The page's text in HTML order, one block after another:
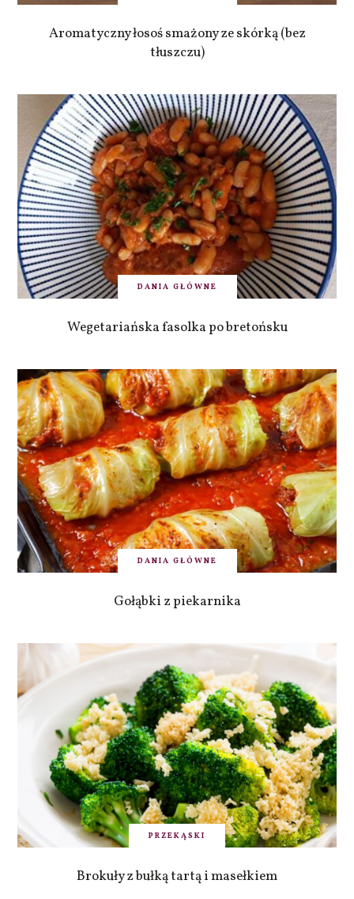
Aromatyczny łosoś smażony ze skórką (bez
tłuszczu)
DANIA GŁÓWNE
Wegetariańska fasolka po bretońsku
DANIA GŁÓWNE
Gołąbki z piekarnika
PRZEKĄSKI
Brokuły z bułką tartą i masełkiem